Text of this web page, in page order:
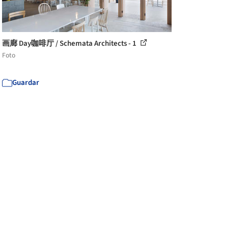
画廊 Day咖啡厅 / Schemata Architects - 1
Foto
Guardar